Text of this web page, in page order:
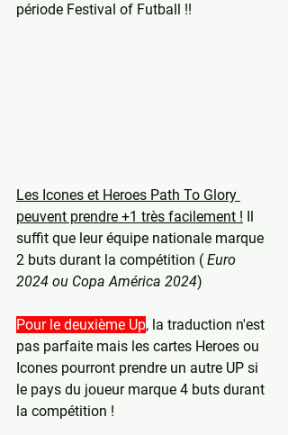
période Festival of Futball !!
Les Icones et Heroes Path To Glory
peuvent prendre +1 très facilement ! Il
suffit que leur équipe nationale marque
2 buts durant la compétition ( Euro
2024 ou Copa América 2024)
Pour le deuxième Up, la traduction n'est
pas parfaite mais les cartes Heroes ou
Icones pourront prendre un autre UP si
le pays du joueur marque 4 buts durant
la compétition !